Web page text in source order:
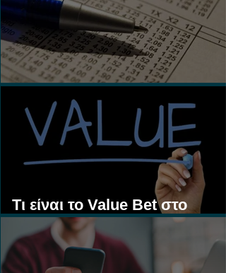
Τι είναι τα Ασιατικά Χάντικαπ;
Τι είναι το Value Bet στο
Στοίχημα;